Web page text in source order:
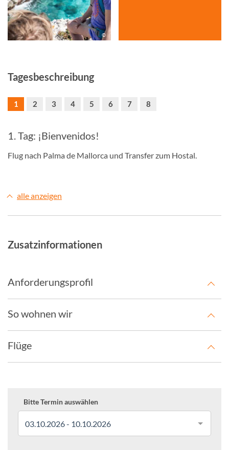
©
Tagesbeschreibung
1 2 3 4 5 6 7 8
1. Tag: ¡Bienvenidos!
Flug nach Palma de Mallorca und Transfer zum Hostal.
alle anzeigen
Zusatzinformationen
Anforderungsprofil
So wohnen wir
Flüge
Bitte Termin auswählen
03.10.2026 - 10.10.2026